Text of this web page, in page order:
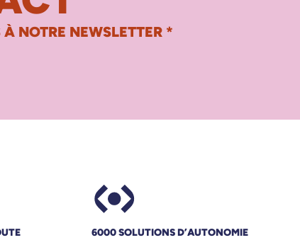
NOTRE NEWSLETTER *
6000 SOLUTIONS D’AUTONOMIE